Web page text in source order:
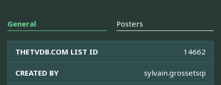
General Posters
THETVDB.COM LIST ID 14662
CREATED BY sylvain.grossetsqi